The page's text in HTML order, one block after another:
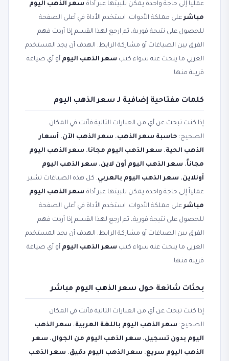
عملياً إلى حاجة واحدة يمكن تلبيتها عبر أداة سعر الذهب اليوم
مباشرعلى مملكة الأدوات. استخدم الأداة في أعلى الصفحة
للحصول على نتيجة فورية، ثم ارجع لهذا القسم إذا أردت فهم
الفرق بين الصياغات أو مشاركة الرابط. الهدف أن يجد المستخدم
العربي ما يبحث عنه سواء كتب سعر الذهب اليوم أو أي صياغة
قريبة منها.
كلمات مفتاحية إضافية لـ سعر الذهب اليوم
إذا كنت تبحث عن أي من العبارات التالية فأنت في المكان
الصحيح: حاسبة سعر الذهب، سعر الذهب الآن، أسعار
الذهب الحية، سعر الذهب اليوم مجانا، سعر الذهب اليوم
مجاناً، سعر الذهب اليوم أون لاين، سعر الذهب اليوم
أونلاين، سعر الذهب اليوم بالعربي. كل هذه الصياغات تشير
عملياً إلى حاجة واحدة يمكن تلبيتها عبر أداة سعر الذهب اليوم
مباشرعلى مملكة الأدوات. استخدم الأداة في أعلى الصفحة
للحصول على نتيجة فورية، ثم ارجع لهذا القسم إذا أردت فهم
الفرق بين الصياغات أو مشاركة الرابط. الهدف أن يجد المستخدم
العربي ما يبحث عنه سواء كتب سعر الذهب اليوم أو أي صياغة
قريبة منها.
بحثات شائعة حول سعر الذهب اليوم مباشر
إذا كنت تبحث عن أي من العبارات التالية فأنت في المكان
الصحيح: سعر الذهب اليوم باللغة العربية، سعر الذهب
اليوم بدون تسجيل، سعر الذهب اليوم من الجوال، سعر
الذهب اليوم سريع، سعر الذهب اليوم دقيق، سعر الذهب